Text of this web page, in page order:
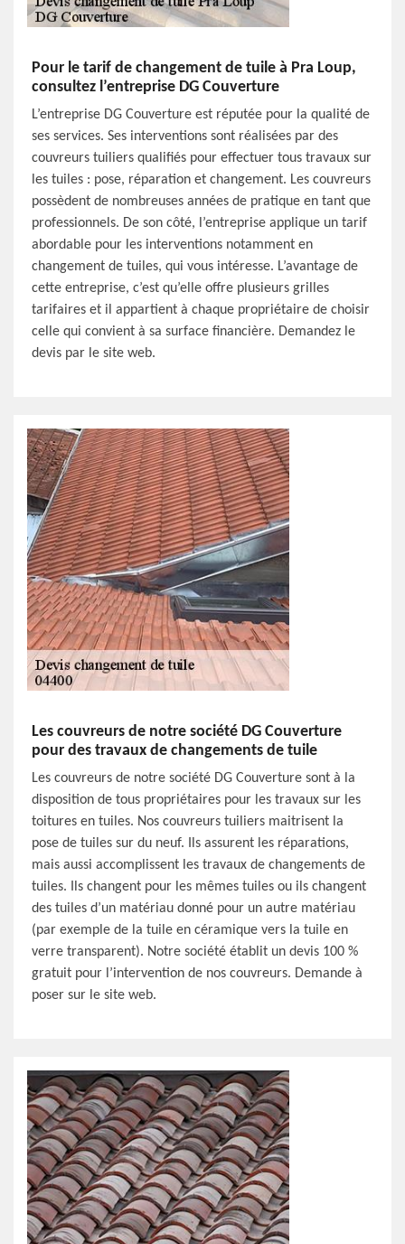
Pour le tarif de changement de tuile à Pra Loup,
consultez l’entreprise DG Couverture
L’entreprise DG Couverture est réputée pour la qualité de
ses services. Ses interventions sont réalisées par des
couvreurs tuiliers qualifiés pour effectuer tous travaux sur
les tuiles : pose, réparation et changement. Les couvreurs
possèdent de nombreuses années de pratique en tant que
professionnels. De son côté, l’entreprise applique un tarif
abordable pour les interventions notamment en
changement de tuiles, qui vous intéresse. L’avantage de
cette entreprise, c’est qu’elle offre plusieurs grilles
tarifaires et il appartient à chaque propriétaire de choisir
celle qui convient à sa surface financière. Demandez le
devis par le site web.
Les couvreurs de notre société DG Couverture
pour des travaux de changements de tuile
Les couvreurs de notre société DG Couverture sont à la
disposition de tous propriétaires pour les travaux sur les
toitures en tuiles. Nos couvreurs tuiliers maitrisent la
pose de tuiles sur du neuf. Ils assurent les réparations,
mais aussi accomplissent les travaux de changements de
tuiles. Ils changent pour les mêmes tuiles ou ils changent
des tuiles d’un matériau donné pour un autre matériau
(par exemple de la tuile en céramique vers la tuile en
verre transparent). Notre société établit un devis 100 %
gratuit pour l’intervention de nos couvreurs. Demande à
poser sur le site web.